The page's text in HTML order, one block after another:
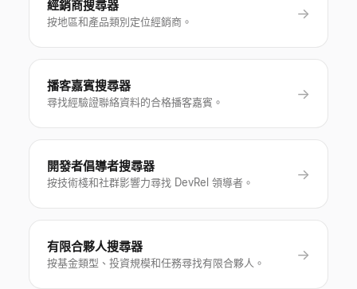
經銷商搜尋器
按地區和產品類別定位經銷商。
→
播客嘉賓搜尋器
尋找經驗證聯絡資料的合格播客嘉賓。
→
開發者倡導者搜尋器
按技術棧和社群影響力尋找 DevRel 領導者。
→
有限合夥人搜尋器
按基金類型、投資規模和任務尋找有限合夥人。
→